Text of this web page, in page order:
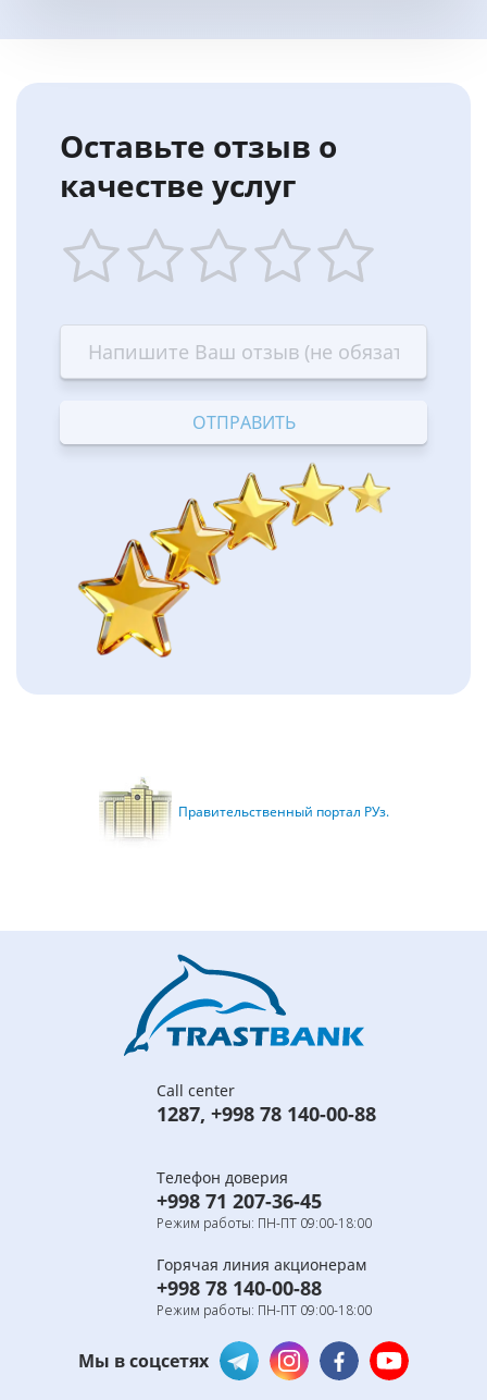
Оставьте отзыв о
качестве услуг
star
Terrible
stars
—
Bad
stars
—
OK
stars
—
Good
stars
—
Excellent
Правительственный портал РУз.
Call center
1287, +998 78 140-00-88
Телефон доверия
+998 71 207-36-45
Режим работы: ПН-ПТ 09:00-18:00
Горячая линия акционерам
+998 78 140-00-88
Режим работы: ПН-ПТ 09:00-18:00
Мы в соцсетях